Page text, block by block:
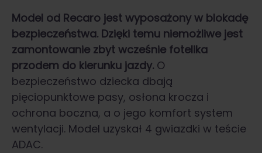
Model od Recaro jest wyposażony w blokadę
bezpieczeństwa. Dzięki temu niemożliwe jest
zamontowanie zbyt wcześnie fotelika
przodem do kierunku jazdy. O
bezpieczeństwo dziecka dbają
pięciopunktowe pasy, osłona krocza i
ochrona boczna, a o jego komfort system
wentylacji. Model uzyskał 4 gwiazdki w teście
ADAC.